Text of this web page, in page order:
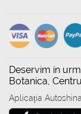
Deservim in
Botanica,
Aplicația